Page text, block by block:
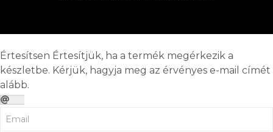
Értesítsen Értesítjük, ha a termék megérkezik a
készletbe. Kérjük, hagyja meg az érvényes e-mail címét
alább.